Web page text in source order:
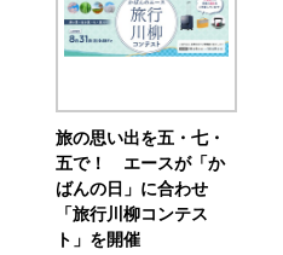
旅の思い出を五・七・
五で！ エースが「か
ばんの日」に合わせ
「旅行川柳コンテス
ト」を開催